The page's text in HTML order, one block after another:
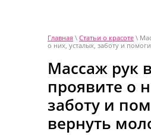
Главная \ Статьи о красоте \
о них, усталых, заботу и
Массаж рук
проявите о
заботу и
вернуть